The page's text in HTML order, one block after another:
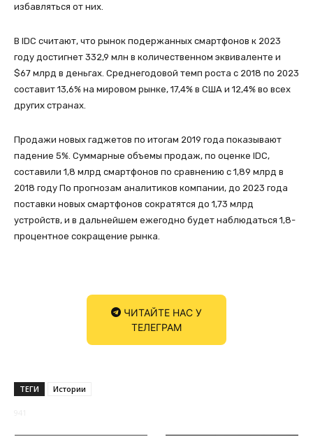
избавляться от них.
В IDC считают, что рынок подержанных смартфонов к 2023
году достигнет 332,9 млн в количественном эквиваленте и
$67 млрд в деньгах. Среднегодовой темп роста с 2018 по 2023
составит 13,6% на мировом рынке, 17,4% в США и 12,4% во всех
других странах.
Продажи новых гаджетов по итогам 2019 года показывают
падение 5%. Суммарные объемы продаж, по оценке IDC,
составили 1,8 млрд смартфонов по сравнению с 1,89 млрд в
2018 году По прогнозам аналитиков компании, до 2023 года
поставки новых смартфонов сократятся до 1,73 млрд
устройств, и в дальнейшем ежегодно будет наблюдаться 1,8-
процентное сокращение рынка.
ЧИТАЙТЕ НАС У
ТЕЛЕГРАМ
ТЕГИ Истории